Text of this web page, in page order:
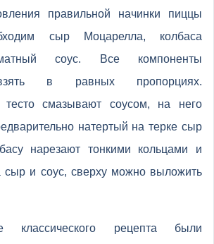
правильной начинки пиццы
сыр Моцарелла, колбаса
соус. Все компоненты
в равных пропорциях.
тесто смазывают соусом, на него
натертый на терке сыр
нарезают тонкими кольцами и
и соус, сверху можно выложить
классического рецепта были